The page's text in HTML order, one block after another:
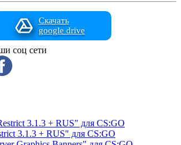
Скачать
google drive
соц сети
3.1.3 + RUS" для CS:GO